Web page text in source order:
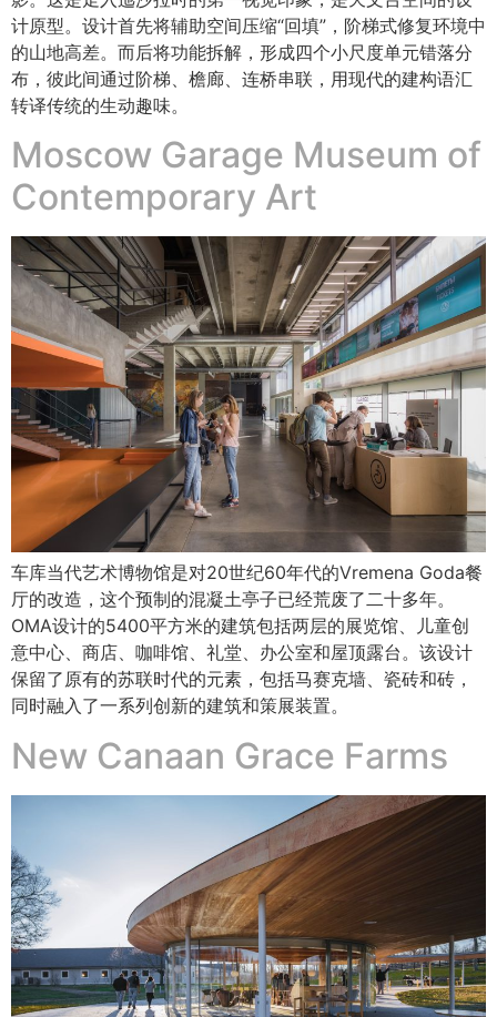
计原型。设计首先将辅助空间压缩“回填”，阶梯式修复环境中
的山地高差。而后将功能拆解，形成四个小尺度单元错落分
布，彼此间通过阶梯、檐廊、连桥串联，用现代的建构语汇
转译传统的生动趣味。
Moscow Garage Museum of
Contemporary Art
车库当代艺术博物馆是对20世纪60年代的Vremena Goda餐
厅的改造，这个预制的混凝土亭子已经荒废了二十多年。
OMA设计的5400平方米的建筑包括两层的展览馆、儿童创
意中心、商店、咖啡馆、礼堂、办公室和屋顶露台。该设计
保留了原有的苏联时代的元素，包括马赛克墙、瓷砖和砖，
同时融入了一系列创新的建筑和策展装置。
New Canaan Grace Farms